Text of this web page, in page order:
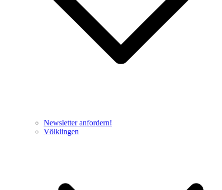
Newsletter anfordern!
Völklingen